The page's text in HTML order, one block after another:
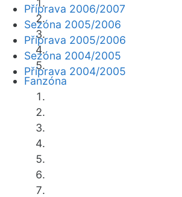
Fanzóna
Příprava 2006/2007
Sezóna 2005/2006
Příprava 2005/2006
Sezóna 2004/2005
Příprava 2004/2005